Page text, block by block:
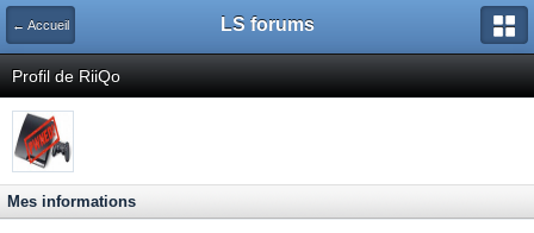
← Accueil LS forums
Profil de RiiQo
Mes informations